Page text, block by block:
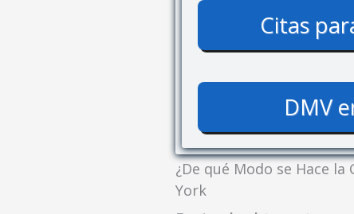
Citas
DMV
¿De qué Modo se Hace
York